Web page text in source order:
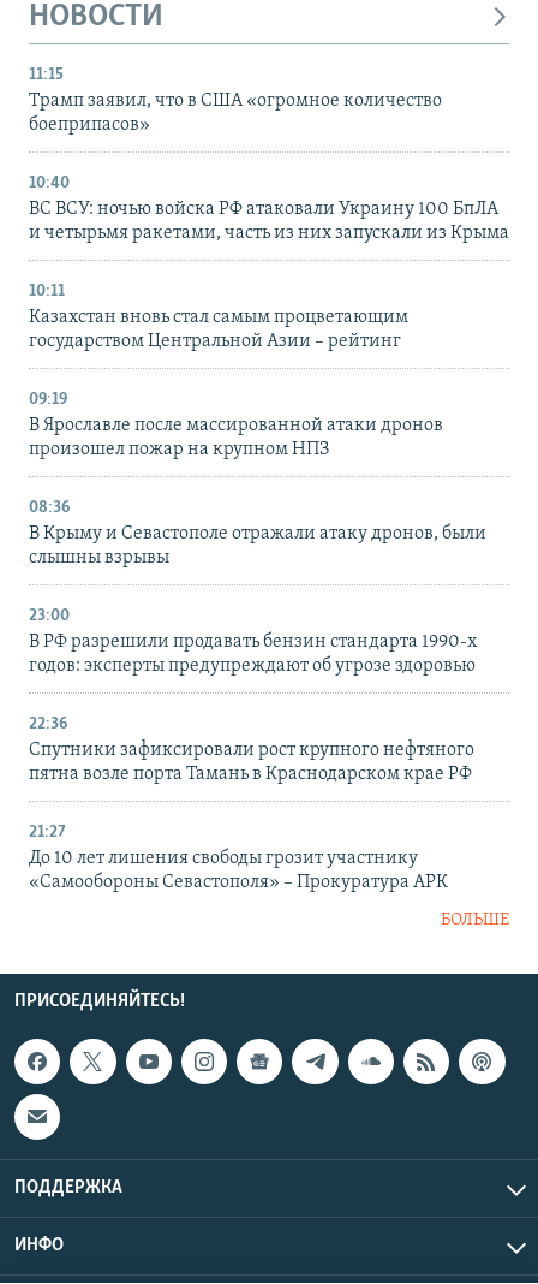
НОВОСТИ
11:15
Трамп заявил, что в США «огромное количество
боеприпасов»
10:40
ВС ВСУ: ночью войска РФ атаковали Украину 100 БпЛА
и четырьмя ракетами, часть из них запускали из Крыма
10:11
Казахстан вновь стал самым процветающим
государством Центральной Азии – рейтинг
09:19
В Ярославле после массированной атаки дронов
произошел пожар на крупном НПЗ
08:36
В Крыму и Севастополе отражали атаку дронов, были
слышны взрывы
23:00
В РФ разрешили продавать бензин стандарта 1990-х
годов: эксперты предупреждают об угрозе здоровью
22:36
Спутники зафиксировали рост крупного нефтяного
пятна возле порта Тамань в Краснодарском крае РФ
21:27
До 10 лет лишения свободы грозит участнику
«Самообороны Севастополя» – Прокуратура АРК
БОЛЬШЕ
ПРИСОЕДИНЯЙТЕСЬ!
ПОДДЕРЖКА
ИНФО